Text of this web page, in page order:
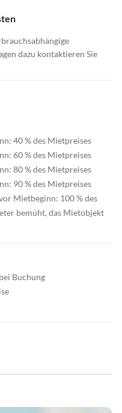
dazu kontaktieren Sie
40 % des Mietpreises
60 % des Mietpreises
80 % des Mietpreises
90 % des Mietpreises
Mietbeginn: 100 % des
bemüht, das Mietobjekt
Buchung